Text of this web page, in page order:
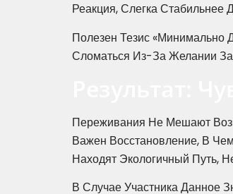
Реакция, Слегка
Полезен Тезис «минимально
Сломаться Из-За Желании
Переживания Не Мешают
Важен Восстановление, В
Находят Экологичный Путь,
В Случае Участника Данное